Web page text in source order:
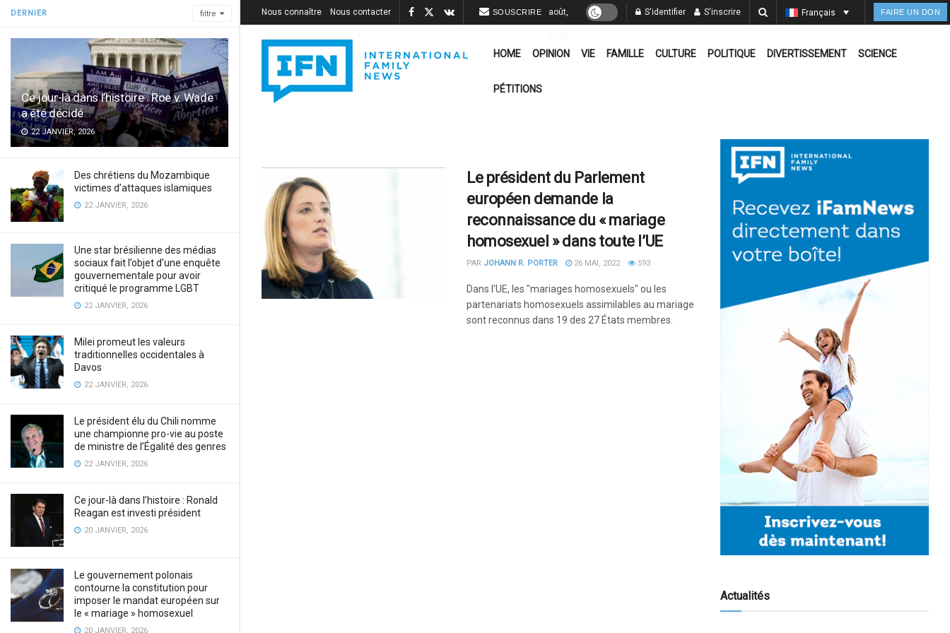
DERNIER filtre
Ce jour-là dans l’histoire : Roe v. Wade
a été décidé
22 JANVIER, 2026
Des chrétiens du Mozambique
victimes d’attaques islamiques
22 JANVIER, 2026
Une star brésilienne des médias
sociaux fait l’objet d’une enquête
gouvernementale pour avoir
critiqué le programme LGBT
22 JANVIER, 2026
Milei promeut les valeurs
traditionnelles occidentales à
Davos
22 JANVIER, 2026
Le président élu du Chili nomme
une championne pro-vie au poste
de ministre de l’Égalité des genres
22 JANVIER, 2026
Ce jour-là dans l’histoire : Ronald
Reagan est investi président
20 JANVIER, 2026
Le gouvernement polonais
contourne la constitution pour
imposer le mandat européen sur
le « mariage » homosexuel
20 JANVIER, 2026
Nous connaître Nous contacter SOUSCRIRE août, S'identifier S'inscrire Français FAIRE UN DON
HOME OPINION VIE FAMILLE CULTURE POLITIQUE DIVERTISSEMENT SCIENCE
PÉTITIONS
Le président du Parlement
européen demande la
reconnaissance du « mariage
homosexuel » dans toute l’UE
PAR JOHANN R. PORTER 26 MAI, 2022 593
Dans l'UE, les "mariages homosexuels" ou les
partenariats homosexuels assimilables au mariage
sont reconnus dans 19 des 27 États membres.
Actualités